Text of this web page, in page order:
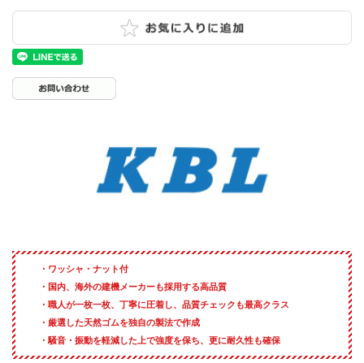
・ワッシャ・ナット付
・国内、海外の建機メーカーも採用する高品質
・職人が一枚一枚、丁寧に圧着し、品質チェックも最高クラス
・厳選した天然ゴムを独自の製法で作成
・騒音・振動を軽減した上で強度を保ち、更に耐久性も確保